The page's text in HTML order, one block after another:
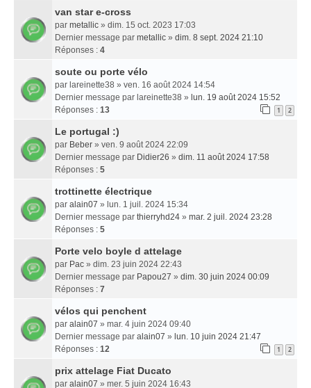
van star e-cross
par metallic » dim. 15 oct. 2023 17:03
Dernier message par metallic » dim. 8 sept. 2024 21:10
Réponses : 4
soute ou porte vélo
par lareinette38 » ven. 16 août 2024 14:54
Dernier message par lareinette38 » lun. 19 août 2024 15:52
Réponses : 13 1 2
Le portugal :)
par Beber » ven. 9 août 2024 22:09
Dernier message par Didier26 » dim. 11 août 2024 17:58
Réponses : 5
trottinette électrique
par alain07 » lun. 1 juil. 2024 15:34
Dernier message par thierryhd24 » mar. 2 juil. 2024 23:28
Réponses : 5
Porte velo boyle d attelage
par Pac » dim. 23 juin 2024 22:43
Dernier message par Papou27 » dim. 30 juin 2024 00:09
Réponses : 7
vélos qui penchent
par alain07 » mar. 4 juin 2024 09:40
Dernier message par alain07 » lun. 10 juin 2024 21:47
Réponses : 12 1 2
prix attelage Fiat Ducato
par alain07 » mer. 5 juin 2024 16:43